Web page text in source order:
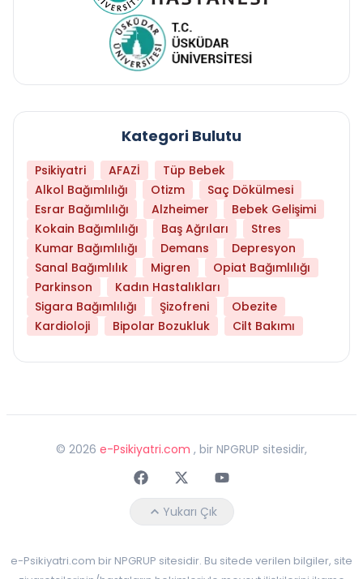
Kategori Bulutu
Psikiyatri AFAZİ
Tüp Bebek
Alkol Bağımlılığı
Otizm
Saç Dökülmesi
Esrar Bağımlılığı
Alzheimer
Bebek Gelişimi
Kokain Bağımlılığı
Baş Ağrıları
Stres
Kumar Bağımlılığı
Demans
Depresyon
Sanal Bağımlılık
Migren
Opiat Bağımlılığı
Parkinson
Kadın Hastalıkları
Sigara Bağımlılığı
Şizofreni
Obezite
Kardioloji
Bipolar Bozukluk Cilt Bakımı
© 2026 e-Psikiyatri.com , bir NPGRUP sitesidir,
FaceebokTwitterYoutube
Yukarı Çık
e-Psikiyatri.com bir NPGRUP sitesidir. Bu sitede verilen bilgiler, site